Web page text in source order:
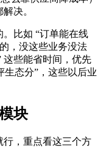
决。
比如 “订单能在线
，没这些业务没法
这些能省时间，优先
生态分”，这些以后业
块
行，重点看这三个方